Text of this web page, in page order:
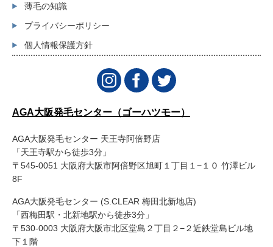
薄毛の知識
プライバシーポリシー
個人情報保護方針
AGA大阪発毛センター（ゴーハツモー）
AGA大阪発毛センター 天王寺阿倍野店
「天王寺駅から徒歩3分」
〒545-0051 大阪府大阪市阿倍野区旭町１丁目１−１０ 竹澤ビル
8F
AGA大阪発毛センター (S.CLEAR 梅田北新地店)
「西梅田駅・北新地駅から徒歩3分」
〒530-0003 大阪府大阪市北区堂島２丁目２−２近鉄堂島ビル地
下１階